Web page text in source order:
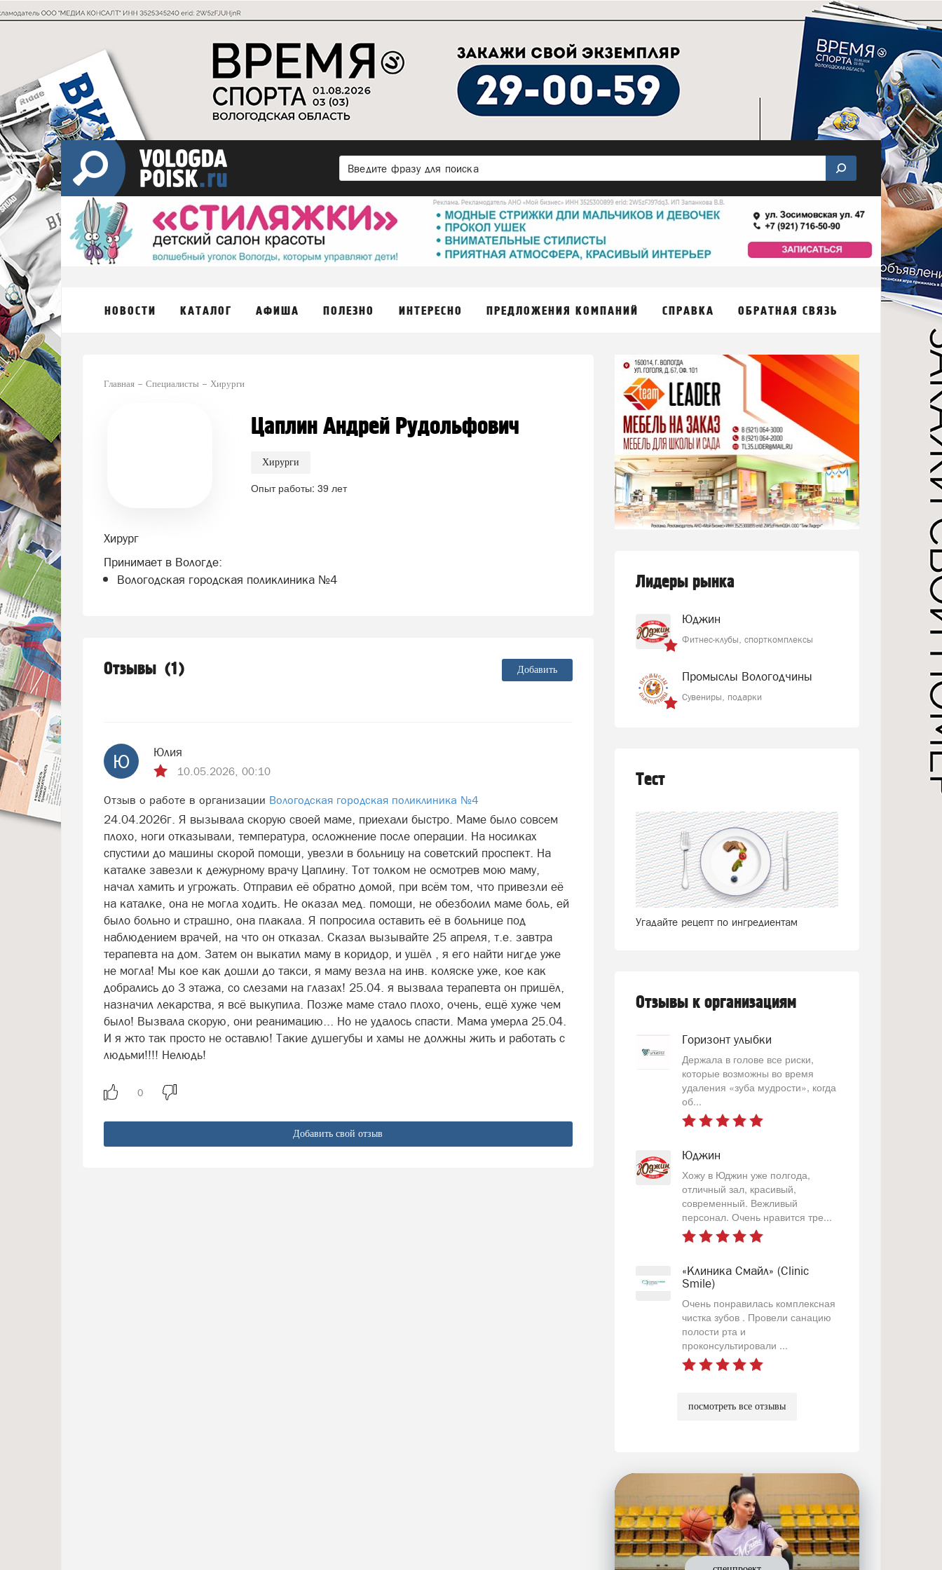
НОВОСТИ КАТАЛОГ АФИША ПОЛЕЗНО ИНТЕРЕСНО ПРЕДЛОЖЕНИЯ КОМПАНИЙ СПРАВКА ОБРАТНАЯ СВЯЗЬ
Главная Специалисты Хирурги
Цаплин Андрей Рудольфович
Хирурги
Опыт работы: 39 лет
Хирург
Принимает в Вологде:
Вологодская городская поликлиника №4
Отзывы 1 Добавить
Ю Юлия
10.05.2026, 00:10
Отзыв о работе в организации Вологодская городская поликлиника №4
24.04.2026г. Я вызывала скорую своей маме, приехали быстро. Маме было совсем
плохо, ноги отказывали, температура, осложнение после операции. На носилках
спустили до машины скорой помощи, увезли в больницу на советский проспект. На
каталке завезли к дежурному врачу Цаплину. Тот толком не осмотрев мою маму,
начал хамить и угрожать. Отправил её обратно домой, при всём том, что привезли её
на каталке, она не могла ходить. Не оказал мед. помощи, не обезболил маме боль, ей
было больно и страшно, она плакала. Я попросила оставить её в больнице под
наблюдением врачей, на что он отказал. Сказал вызывайте 25 апреля, т.е. завтра
терапевта на дом. Затем он выкатил маму в коридор, и ушёл , я его найти нигде уже
не могла! Мы кое как дошли до такси, я маму везла на инв. коляске уже, кое как
добрались до 3 этажа, со слезами на глазах! 25.04. я вызвала терапевта он пришёл,
назначил лекарства, я всё выкупила. Позже маме стало плохо, очень, ещё хуже чем
было! Вызвала скорую, они реанимацию... Но не удалось спасти. Мама умерла 25.04.
И я жто так просто не оставлю! Такие душегубы и хамы не должны жить и работать с
людьми!!!! Нелюдь!
Добавить свой отзыв
Лидеры рынка
Юджин
Фитнес-клубы, спорткомплексы
Промыслы Вологодчины
Сувениры, подарки
Тест
Угадайте рецепт по ингредиентам
Отзывы к организациям
Горизонт улыбки
Держала в голове все риски,
которые возможны во время
удаления «зуба мудрости», когда
об...
Юджин
Хожу в Юджин уже полгода,
отличный зал, красивый,
современный. Вежливый
персонал. Очень нравится тре...
«Клиника Смайл» (Clinic
Smile)
Очень понравилась комплексная
чистка зубов . Провели санацию
полости рта и
проконсультировали ...
посмотреть все отзывы